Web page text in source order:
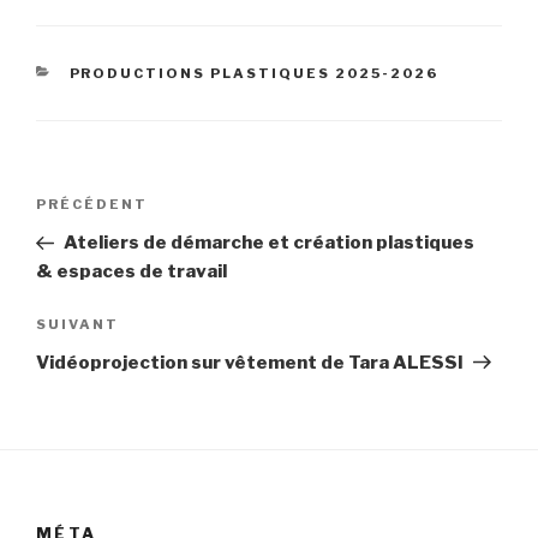
CATÉGORIES
PRODUCTIONS PLASTIQUES 2025-2026
Navigation
l’article
Article
précédent
PRÉCÉDENT
Ateliers de démarche et création plastiques
& espaces de travail
Article
suivant
SUIVANT
Vidéoprojection sur vêtement de Tara ALESSI
MÉTA